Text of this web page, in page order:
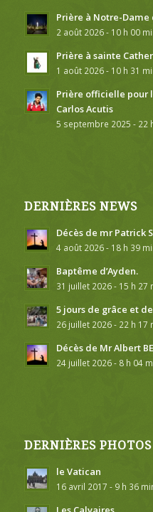
Prière à Notre-Dame
2 août 2026 - 10 h 00
Prière à sainte
1 août 2026 - 10 h 31
Prière officielle pour
Carlos Acutis
5 septembre 2025 - 22
DERNIÈRES NEWS
Décès de mr Patrick
4 août 2026 - 18 h 39
Baptême d’Ayden.
31 juillet 2026 - 15 h 27
5 jours de grâce et
26 juillet 2026 - 22 h 17
Décès de Mr Albert
24 juillet 2026 - 8 h 04
DERNIÈRES PHOTOS
le Vatican
16 avril 2017 - 9 h 36